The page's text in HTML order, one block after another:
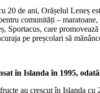
20 de ani, Orășelul Leneș
comunități –
Sportacus, care
pe preșcolari să
în Islanda în 1995,
au crescut în Islanda cu